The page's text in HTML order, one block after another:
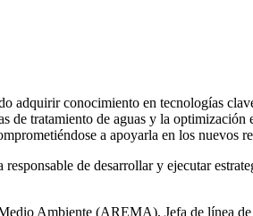
adquirir conocimiento en tecnologías
tratamiento de aguas y la
a apoyarla en los nuevos
de desarrollar y ejecutar
Ambiente (AREMA), Jefa de línea